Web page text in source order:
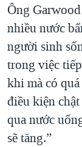
Ông
nhiều nước
người sinh
trong việc
khi mà có
điều kiện
qua nước
sẽ tăng.”